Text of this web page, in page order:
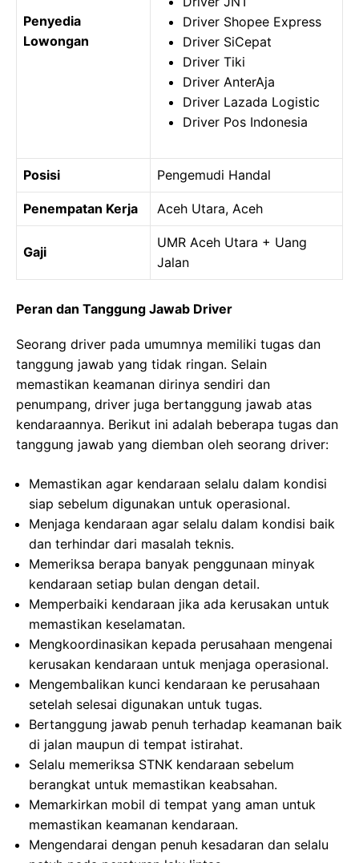
Penyedia
Lowongan
Driver Shopee Express
Driver SiCepat
Driver Tiki
Driver AnterAja
Driver Lazada Logistic
Driver Pos Indonesia
Posisi Pengemudi Handal
Penempatan Kerja Aceh Utara, Aceh
Gaji
UMR Aceh Utara + Uang
Jalan
Peran dan Tanggung Jawab Driver
Seorang driver pada umumnya memiliki tugas dan
tanggung jawab yang tidak ringan. Selain
memastikan keamanan dirinya sendiri dan
penumpang, driver juga bertanggung jawab atas
kendaraannya. Berikut ini adalah beberapa tugas dan
tanggung jawab yang diemban oleh seorang driver:
Memastikan agar kendaraan selalu dalam kondisi
siap sebelum digunakan untuk operasional.
Menjaga kendaraan agar selalu dalam kondisi baik
dan terhindar dari masalah teknis.
Memeriksa berapa banyak penggunaan minyak
kendaraan setiap bulan dengan detail.
Memperbaiki kendaraan jika ada kerusakan untuk
memastikan keselamatan.
Mengkoordinasikan kepada perusahaan mengenai
kerusakan kendaraan untuk menjaga operasional.
Mengembalikan kunci kendaraan ke perusahaan
setelah selesai digunakan untuk tugas.
Bertanggung jawab penuh terhadap keamanan baik
di jalan maupun di tempat istirahat.
Selalu memeriksa STNK kendaraan sebelum
berangkat untuk memastikan keabsahan.
Memarkirkan mobil di tempat yang aman untuk
memastikan keamanan kendaraan.
Mengendarai dengan penuh kesadaran dan selalu